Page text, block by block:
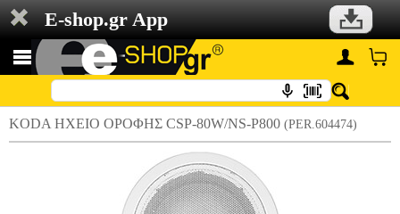
E-shop.gr App
KODA ΗΧΕΙΟ ΟΡΟΦΗΣ CSP-80W/NS-P800 (PER.604474)